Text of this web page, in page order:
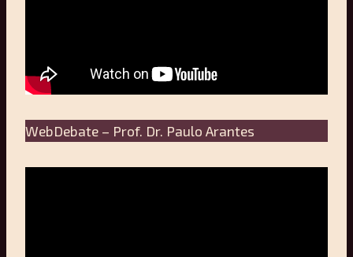
WebDebate – Prof. Dr. Paulo Arantes